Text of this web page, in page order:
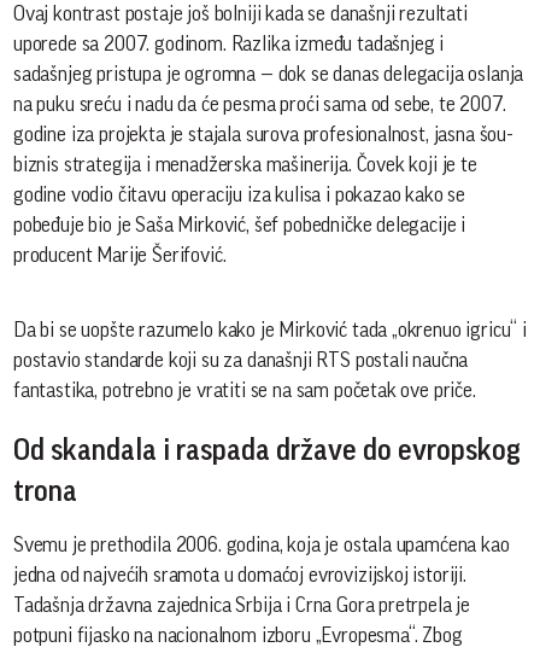
Ovaj kontrast postaje još bolniji kada se današnji rezultati
uporede sa 2007. godinom. Razlika između tadašnjeg i
sadašnjeg pristupa je ogromna — dok se danas delegacija oslanja
na puku sreću i nadu da će pesma proći sama od sebe, te 2007.
godine iza projekta je stajala surova profesionalnost, jasna šou-
biznis strategija i menadžerska mašinerija. Čovek koji je te
godine vodio čitavu operaciju iza kulisa i pokazao kako se
pobeđuje bio je Saša Mirković, šef pobedničke delegacije i
producent Marije Šerifović.
Da bi se uopšte razumelo kako je Mirković tada „okrenuo igricu“ i
postavio standarde koji su za današnji RTS postali naučna
fantastika, potrebno je vratiti se na sam početak ove priče.
Od skandala i raspada države do evropskog
trona
Svemu je prethodila 2006. godina, koja je ostala upamćena kao
jedna od najvećih sramota u domaćoj evrovizijskoj istoriji.
Tadašnja državna zajednica Srbija i Crna Gora pretrpela je
potpuni fijasko na nacionalnom izboru „Evropesma“. Zbog